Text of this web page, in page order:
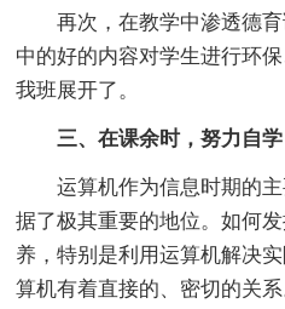
再次，在教学中渗透德育
中的好的内容对学生进行环
我班展开了。
三、在课余时，努力自学
运算机作为信息时期的主
据了极其重要的地位。如何
养，特别是利用运算机解决
算机有着直接的、密切的关